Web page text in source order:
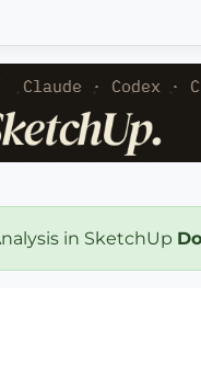
in SketchUp